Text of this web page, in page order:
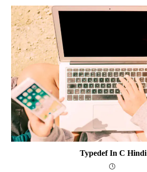
Typedef In C Hindi